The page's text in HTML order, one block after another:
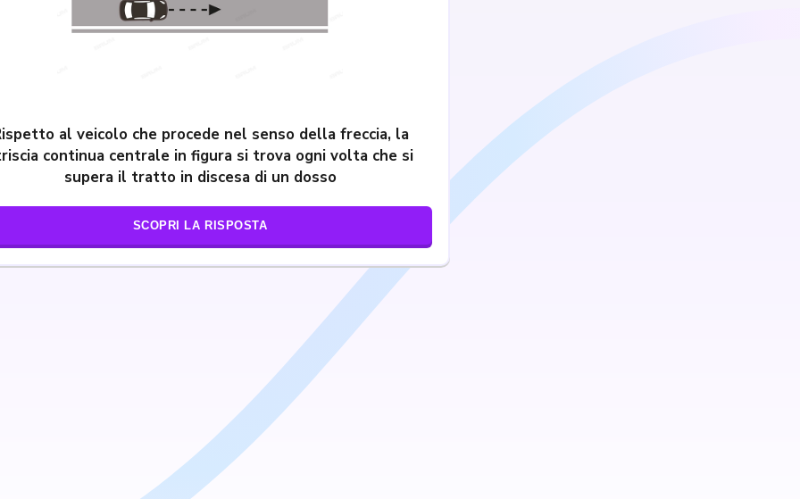
al veicolo che procede nel senso della freccia, la
continua centrale in figura si trova ogni volta che si
supera il tratto in discesa di un dosso
SCOPRI LA RISPOSTA